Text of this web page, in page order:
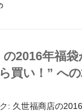
2016年福
買い！” へ
: 久世福商店の